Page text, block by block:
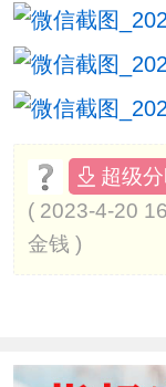
超级
( 2023-4-20
金钱 )